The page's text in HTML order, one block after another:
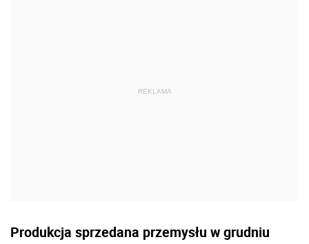
Produkcja sprzedana przemysłu w grudniu